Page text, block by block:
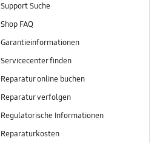
Support Suche
Shop FAQ
Garantieinformationen
Servicecenter finden
Reparatur online buchen
Reparatur verfolgen
Regulatorische Informationen
Reparaturkosten